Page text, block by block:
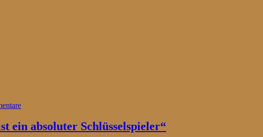
ein absoluter Schlüsselspieler“